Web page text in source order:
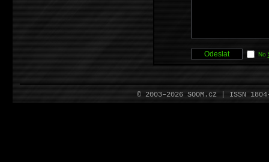
No
© 2003–2026 SOOM.cz | ISSN